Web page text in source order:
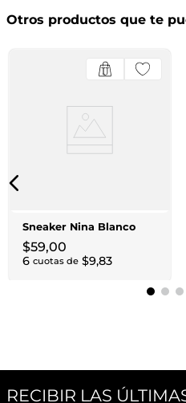
Otros productos que te
Sneaker Nina Blanco
$59,00
6 cuotas de $9,83
RECIBIR LAS